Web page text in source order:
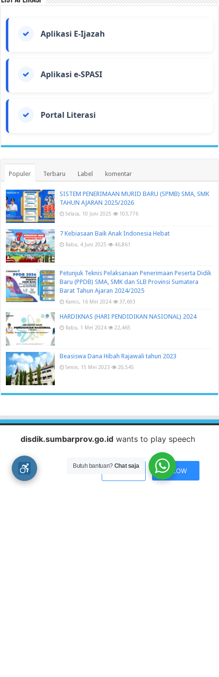
Aplikasi E-Ijazah
Aplikasi e-SPASI
Portal Literasi
Populer Terbaru Label komentar
SISTEM PENERIMAAN MURID BARU (SPMB) SMA, SMK
TAHUN AJARAN 2025/2026
Selasa, 10 Juni 2025 103,776
7 Kebiasaan Baik Anak Indonesia Hebat
Rabu, 4 Juni 2025 46,861
Petunjuk Teknis Pelaksanaan Penerimaan Peserta Didik
Baru (PPDB) SMA, SMK dan SLB Provinsi Sumatera
Barat Tahun Ajaran 2024/2025
Kamis, 16 Mei 2024 37,693
HARDIKNAS (HARI PENDIDIKAN NASIONAL) 2024
Rabu, 1 Mei 2024 22,465
Beasiswa Dana Hibah Rajawali tahun 2023
Senin, 15 Mei 2023 20,545
Baca juga
Gebyar Pendidikan 2018 Jadi Ajang Promosi Karya Generasi
Milenial
Kamis, 27 September 2018
Butuh bantuan? Chat saja
disdik.sumbarprov.go.idwants to play speech
ALLOW